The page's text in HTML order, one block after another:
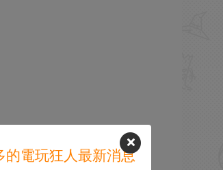
的電玩狂人最新消息